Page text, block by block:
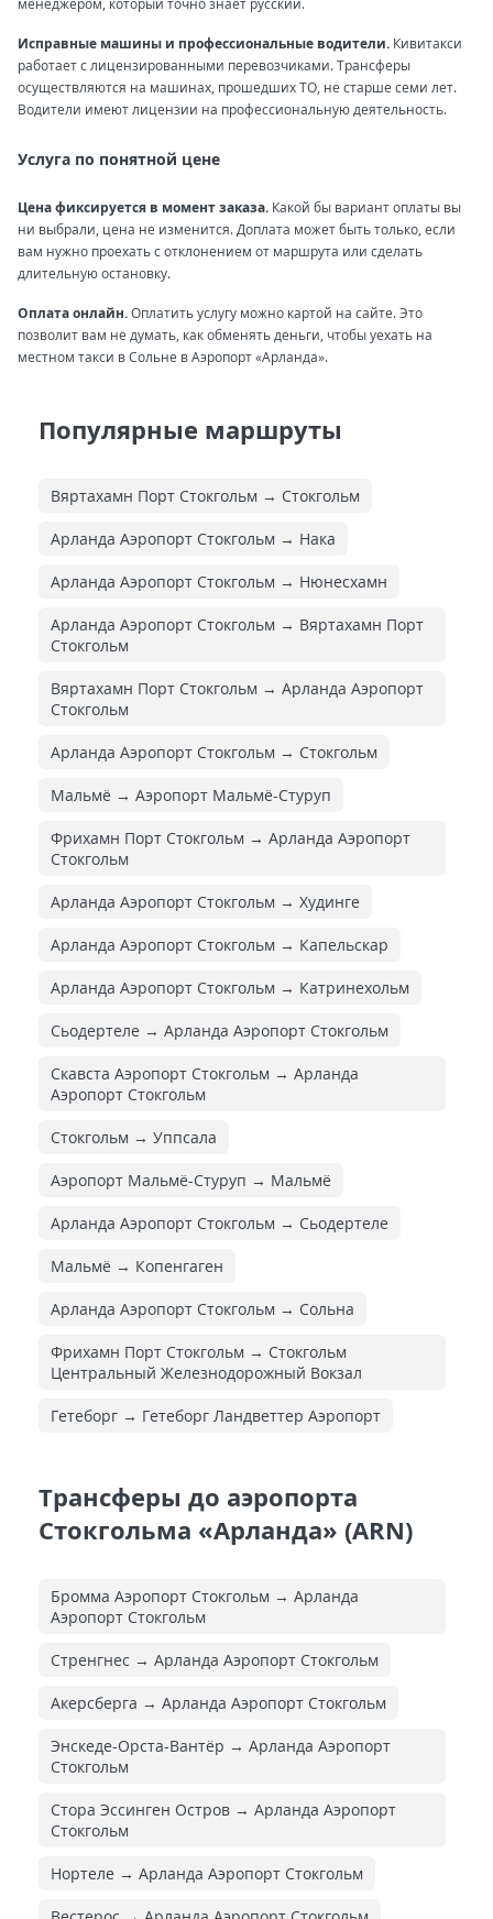
Исправные машины и профессиональные водители. Кивитакси
работает с лицензированными перевозчиками. Трансферы
осуществляются на машинах, прошедших ТО, не старше семи лет.
Водители имеют лицензии на профессиональную деятельность.
Услуга по понятной цене
Цена фиксируется в момент заказа. Какой бы вариант оплаты вы
ни выбрали, цена не изменится. Доплата может быть только, если
вам нужно проехать с отклонением от маршрута или сделать
длительную остановку.
Оплата онлайн.Оплатить услугу можно картой на сайте. Это
позволит вам не думать, как обменять деньги, чтобы уехать на
местном такси в Сольне в Аэропорт «Арланда».
Популярные маршруты
Вяртахамн Порт Стокгольм → Стокгольм
Арланда Аэропорт Стокгольм → Нака
Арланда Аэропорт Стокгольм → Нюнесхамн
Арланда Аэропорт Стокгольм → Вяртахамн Порт
Стокгольм
Вяртахамн Порт Стокгольм → Арланда Аэропорт
Стокгольм
Арланда Аэропорт Стокгольм → Стокгольм
Мальмё → Аэропорт Мальмё-Стуруп
Фрихамн Порт Стокгольм → Арланда Аэропорт
Стокгольм
Арланда Аэропорт Стокгольм → Худинге
Арланда Аэропорт Стокгольм → Капельскар
Арланда Аэропорт Стокгольм → Катринехольм
Сьодертеле → Арланда Аэропорт Стокгольм
Скавста Аэропорт Стокгольм → Арланда
Аэропорт Стокгольм
Стокгольм → Уппсала
Аэропорт Мальмё-Стуруп → Мальмё
Арланда Аэропорт Стокгольм → Сьодертеле
Мальмё → Копенгаген
Арланда Аэропорт Стокгольм → Сольна
Фрихамн Порт Стокгольм → Стокгольм
Центральный Железнодорожный Вокзал
Гетеборг → Гетеборг Ландветтер Аэропорт
Трансферы до аэропорта
Стокгольма «Арланда» (ARN)
Бромма Аэропорт Стокгольм → Арланда
Аэропорт Стокгольм
Стренгнес → Арланда Аэропорт Стокгольм
Акерсберга → Арланда Аэропорт Стокгольм
Энскеде-Орста-Вантёр → Арланда Аэропорт
Стокгольм
Стора Эссинген Остров → Арланда Аэропорт
Стокгольм
Нортеле → Арланда Аэропорт Стокгольм